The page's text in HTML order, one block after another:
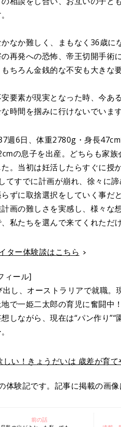
なか難しく、まもなく36歳に
再発への恐怖、帝王切開手術
ちろん金銭的な不安も大きな要
要素が現実となった時、今
時間を掴みに行けないでいます
週6日、体重2780g・身長
の息子を出産。どちらも家
。当初は妊活したらすぐに授
てすでに計画が崩れ、徐々に
ずに取捨選択をしていく事
画の難しさを実感し、様々な
私たちを選んで来てくれただ
ター体験談はこちら
ィール]
し、オーストラリアで就職
で一姫二太郎の育児に奮闘中
しながら、現在は“パン作り”“
い！きょうだいは 歳差が育て
体験記です。記事に掲載の画像
前の話